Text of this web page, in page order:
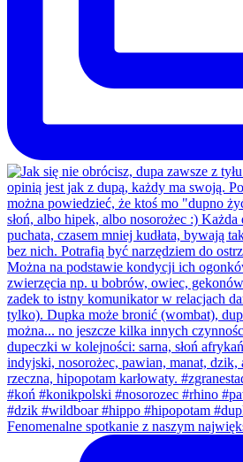
Fenomenalne spotkanie z naszym